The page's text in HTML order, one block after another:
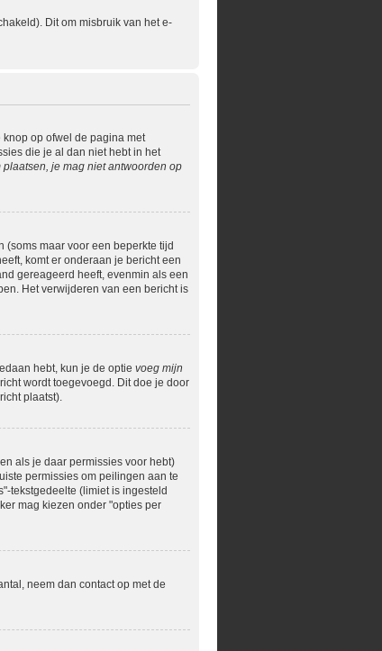
Dit om misbruik van het e-
op ofwel de pagina met
die je al dan niet hebt in het
je mag niet antwoorden op
maar voor een beperkte tijd
komt er onderaan je bericht een
gereageerd heeft, evenmin als een
Het verwijderen van een bericht is
hebt, kun je de optie voeg mijn
wordt toegevoegd. Dit doe je door
plaatst).
als je daar permissies voor hebt)
permissies om peilingen aan te
tekstgedeelte (limiet is ingesteld
mag kiezen onder "opties per
neem dan contact op met de